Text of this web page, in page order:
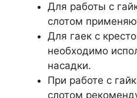
Для работы с
слотом
Для гаек с
необходимо
насадки.
При работе с
слотом